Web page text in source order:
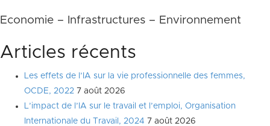
Economie – Infrastructures – Environnement
Articles récents
Les effets de l’IA sur la vie professionnelle des femmes,
OCDE, 2022 7 août 2026
L’impact de l’IA sur le travail et l’emploi, Organisation
Internationale du Travail, 2024 7 août 2026